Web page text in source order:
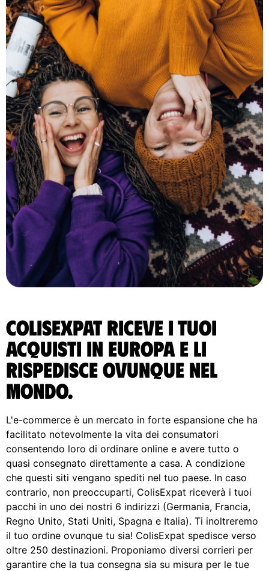
ColisExpat riceve i tuoi
acquisti in Europa e li
rispedisce ovunque nel
Mondo.
L'e-commerce è un mercato in forte espansione che ha
facilitato notevolmente la vita dei consumatori
consentendo loro di ordinare online e avere tutto o
quasi consegnato direttamente a casa. A condizione
che questi siti vengano spediti nel tuo paese. In caso
contrario, non preoccuparti, ColisExpat riceverà i tuoi
pacchi in uno dei nostri 6 indirizzi (Germania, Francia,
Regno Unito, Stati Uniti, Spagna e Italia). Ti inoltreremo
il tuo ordine ovunque tu sia! ColisExpat spedisce verso
oltre 250 destinazioni. Proponiamo diversi corrieri per
garantire che la tua consegna sia su misura per le tue